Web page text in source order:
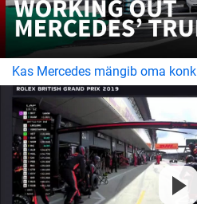
Kas Mercedes mängib oma